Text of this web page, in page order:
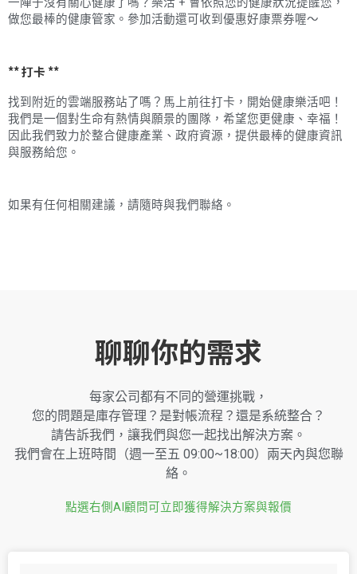
做您最棒的健康管家。參加活動還可收到優惠好康票券喔～
** 打卡 **
找到附近的雲端服務站了嗎？馬上前往打卡，開始健康樂活吧！
我們是一個對生命有熱情與願景的團隊，希望您更健康、幸福！
因此我們致力於整合健康產業、政府資源，提供最棒的健康資訊
與服務給您。
如果有任何相關建議，請隨時與我們聯絡。
聊聊你的需求
每家公司都有不同的營運挑戰，
您的問題是庫存管理？是對帳流程？還是系統整合？
請告訴我們，讓我們與您一起找出解決方案。
我們會在上班時間（週一至五 09:00~18:00）兩天內與您聯
絡。
點選右側AI顧問可立即獲得解決方案與報價